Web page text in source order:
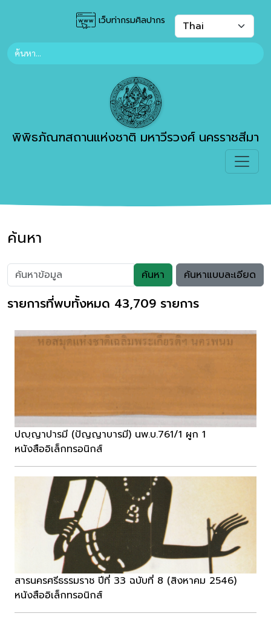
เว็บท่ากรมศิลปากร
พิพิธภัณฑสถานแห่งชาติ มหาวีรวงศ์ นครราชสีมา
ค้นหา
ค้นหา ค้นหาแบบละเอียด
รายการที่พบทั้งหมด 43,709 รายการ
ปญฺญาปารมี (ปัญญาบารมี) นพ.บ.761/1 ผูก 1
หนังสืออิเล็กทรอนิกส์
สารนครศรีธรรมราช ปีที่ 33 ฉบับที่ 8 (สิงหาคม 2546)
หนังสืออิเล็กทรอนิกส์